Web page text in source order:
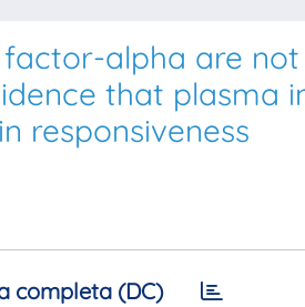
alpha are not
that plasma
responsiveness
completa (DC)